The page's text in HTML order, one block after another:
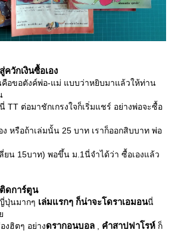
วักเงินซื้อเอง
อขอตังค์พ่อ-แม่ แบบว่าหยิบมาแล้วให้ท่าน
TT ต่อมาชักเกรงใจก็เริ่มแชร์ อย่างพ่อจะซื้อ
ง หรือถ้าเล่มนั้น 25 บาท เราก็ออกสิบบาท พ่อ
น 15บาท) พอขึ้น ม.1นี่จำได้ว่า ซื้อเองแล้ว
ดการ์ตูน
ปุ่นมากๆ เล่มแรกๆ ก็น่าจะโดราเอมอนนี่
ฮิตๆ อย่างดรากอนบอล คำสาปฟาโรห์ ก็